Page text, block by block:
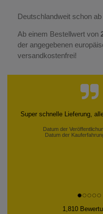
Deutschlandweit schon ab
Ab einem Bestellwert von
der angegebenen
versandkostenfrei!
Super schnelle Lieferung,
Datum der
Datum der
1,810